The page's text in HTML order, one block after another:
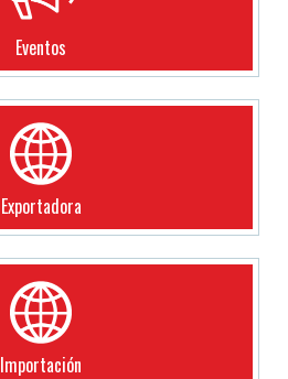
Eventos
Exportadora
Importación